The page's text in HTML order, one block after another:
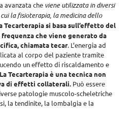
avanzata che viene utilizzata in diversi
la fisioterapia, la medicina dello
Tecarterapia si basa sull’effetto del
che viene generato da
chiamata tecar. L’energia ad
al corpo del paziente tramite
un effetto di riscaldamento e
La Tecarterapia è una tecnica non
di effetti collaterali.Può essere
patologie muscolo-scheletriche
la tendinite, la lombalgia e la